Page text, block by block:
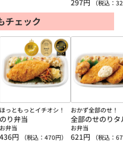
297円 （税込：
チェック
ほっともっとイチオシ！
のり弁当
お弁当
436円 （税込： 470円）
おかず全部のせ！
全部のせのりタ
お弁当
621円 （税込：